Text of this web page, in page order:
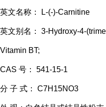
英文名称： L-(-)-Carnitine
英文别名： 3-Hydroxy-4-
Vitamin BT;
CAS 号： 541-15-1
分 子 式： C7H15NO3